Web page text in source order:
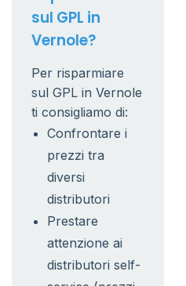
sul GPL in
Vernole?
Per risparmiare
sul GPL in Vernole
ti consigliamo di:
Confrontare i
prezzi tra
diversi
distributori
Prestare
attenzione ai
distributori self-